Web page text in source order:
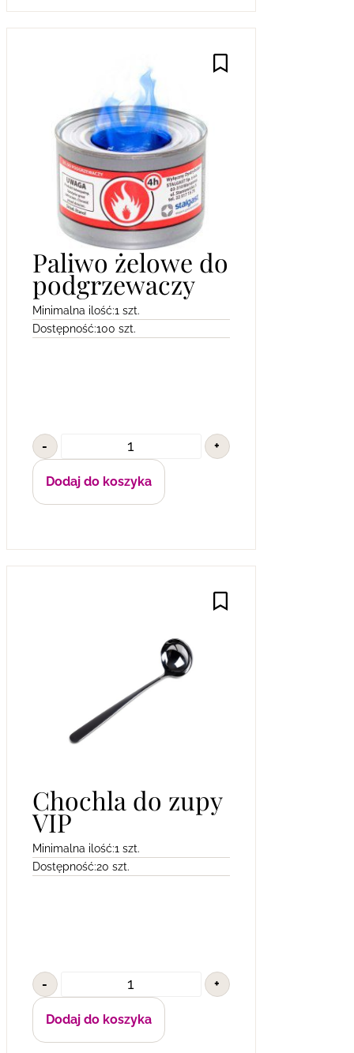
Paliwo żelowe do
podgrzewaczy
Minimalna ilość:1 szt.
Dostępność:100 szt.
- +
Dodaj do koszyka
Chochla do zupy
VIP
Minimalna ilość:1 szt.
Dostępność:20 szt.
- +
Dodaj do koszyka